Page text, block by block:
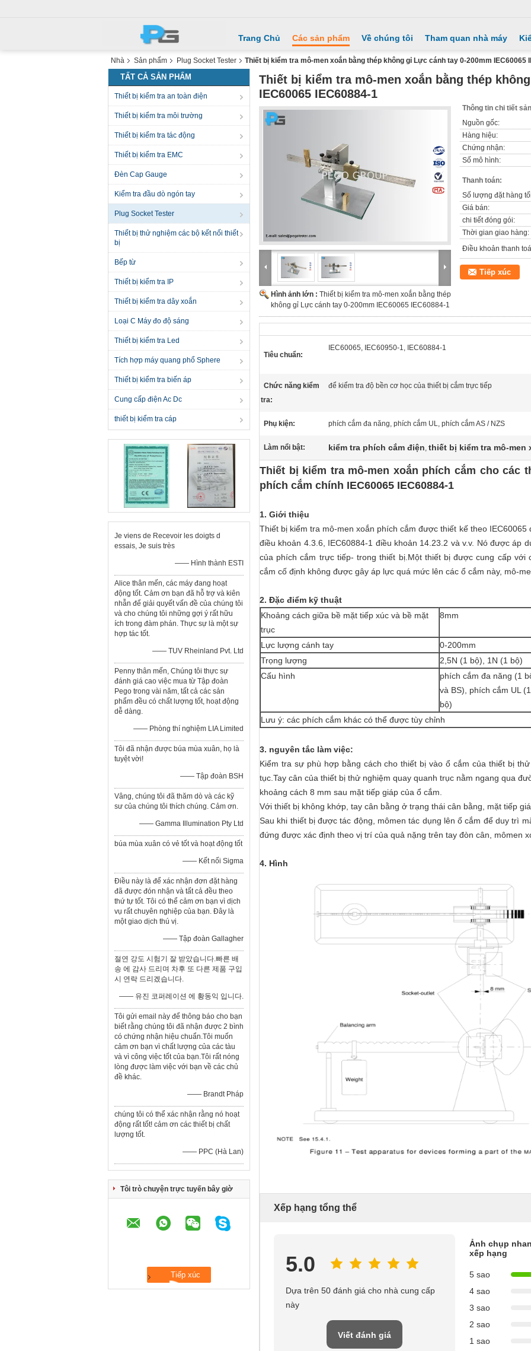
Trang Chủ Các sản phẩm Về chúng tôi Tham quan nhà máy
Nhà Sản phẩm Plug Socket Tester Thiết bị kiểm tra mô-men xoắn bằng thép không gỉ Lực cánh tay 0-200mm IEC60065
TẤT CẢ SẢN PHẨM
Thiết bị kiểm tra an toàn điện
Thiết bị kiểm tra môi trường
Thiết bị kiểm tra tác động
Thiết bị kiểm tra EMC
Đèn Cap Gauge
Kiểm tra đầu dò ngón tay
Plug Socket Tester
Thiết bị thử nghiệm các bộ kết nối thiết
bị
Bếp từ
Thiết bị kiểm tra IP
Thiết bị kiểm tra dây xoắn
Loại C Máy đo độ sáng
Thiết bị kiểm tra Led
Tích hợp máy quang phổ Sphere
Thiết bị kiểm tra biến áp
Cung cấp điện Ac Dc
thiết bị kiểm tra cáp
Je viens de Recevoir les doigts d
essais, Je suis très
—— Hình thành ESTI
Alice thân mến, các máy đang hoạt
động tốt. Cảm ơn bạn đã hỗ trợ và kiên
nhẫn để giải quyết vấn đề của chúng tôi
và cho chúng tôi những gợi ý rất hữu
ích trong đàm phán. Thực sự là một sự
hợp tác tốt.
—— TUV Rheinland Pvt. Ltd
Penny thân mến, Chúng tôi thực sự
đánh giá cao việc mua từ Tập đoàn
Pego trong vài năm, tất cả các sản
phẩm đều có chất lượng tốt, hoạt động
dễ dàng.
—— Phòng thí nghiệm LIA Limited
Tôi đã nhận được búa mùa xuân, họ là
tuyệt vời!
—— Tập đoàn BSH
Vâng, chúng tôi đã thăm dò và các kỹ
sư của chúng tôi thích chúng. Cảm ơn.
—— Gamma Illumination Pty Ltd
búa mùa xuân có vẻ tốt và hoạt động tốt
—— Kết nối Sigma
Điều này là để xác nhận đơn đặt hàng
đã được đón nhận và tất cả đều theo
thứ tự tốt. Tôi có thể cảm ơn bạn vì dịch
vụ rất chuyên nghiệp của bạn. Đây là
một giao dịch thú vị.
—— Tập đoàn Gallagher
절연 강도 시험기 잘 받았습니다.빠른 배
송 에 감사 드리며 차후 또 다른 제품 구입
시 연락 드리겠습니다.
—— 유진 코퍼레이션 에 황동익 입니다.
Tôi gửi email này để thông báo cho bạn
biết rằng chúng tôi đã nhận được 2 bình
có chứng nhận hiệu chuẩn.Tôi muốn
cảm ơn bạn vì chất lượng của các tàu
và vì công việc tốt của bạn.Tôi rất nóng
lòng được làm việc với bạn về các chủ
đề khác.
—— Brandt Pháp
chúng tôi có thể xác nhận rằng nó hoạt
động rất tốt! cảm ơn các thiết bị chất
lượng tốt.
—— PPC (Hà Lan)
Tôi trò chuyện trực tuyến bây giờ
Thiết bị kiểm tra mô-men xoắn bằng thép
IEC60065 IEC60884-1
Hình ảnh lớn : Thiết bị kiểm tra mô-men xoắn bằng thép
không gỉ Lực cánh tay 0-200mm IEC60065 IEC60884-1
Thông tin chi tiết
Nguồn gốc:
Hàng hiệu:
Chứng nhận:
Số mô hình:
Thanh toán:
Số lượng đặt hàng
Giá bán:
chi tiết đóng gói:
Thời gian giao hàng:
Điều khoản thanh
Tiếp xúc
Tiêu chuẩn:
IEC60065, IEC60950-1, IEC60884-1
Chức năng kiểm
tra:
để kiểm tra độ bền cơ học của thiết bị cắm trực tiếp
Phụ kiện: phích cắm đa năng, phích cắm UL, phích cắm AS / NZS
Làm nổi bật: kiểm tra phích cắm điện, thiết bị kiểm tra mô-men
Thiết bị kiểm tra mô-men xoắn phích cắm cho các
phích cắm chính IEC60065 IEC60884-1
1. Giới thiệu
Thiết bị kiểm tra mô-men xoắn phích cắm được thiết kế theo
điều khoản 4.3.6, IEC60884-1 điều khoản 14.23.2 và v.v. Nó được áp
của phích cắm trực tiếp- trong thiết bị.Một thiết bị được cung cấp
cắm cố định không được gây áp lực quá mức lên các ổ cắm này, mô-
2. Đặc điểm kỹ thuật
Khoảng cách giữa bề mặt tiếp xúc và bề mặt
trục
8mm
Lực lượng cánh tay
0-200mm
Trọng lượng
2,5N (1 bộ), 1N (1 bộ)
Cấu hình
phích cắm đa năng (1
và BS), phích cắm UL
bộ)
Lưu ý: các phích cắm khác có thể được tùy chỉnh
3. nguyên tắc làm việc:
Kiểm tra sự phù hợp bằng cách cho thiết bị vào ổ cắm của thiết bị
tục.Tay cân của thiết bị thử nghiệm quay quanh trục nằm ngang qua
khoảng cách 8 mm sau mặt tiếp giáp của ổ cắm.
Với thiết bị không khớp, tay cân bằng ở trạng thái cân bằng, mặt tiếp
Sau khi thiết bị được tác động, mômen tác dụng lên ổ cắm để duy trì
đứng được xác định theo vị trí của quả nặng trên tay đòn cân, mômen
4. Hình
Xếp hạng tổng thể
5.0
Dựa trên 50 đánh giá cho nhà cung cấp
này
Viết đánh giá
Ảnh chụp
xếp hạng
5 sao
4 sao
3 sao
2 sao
1 sao